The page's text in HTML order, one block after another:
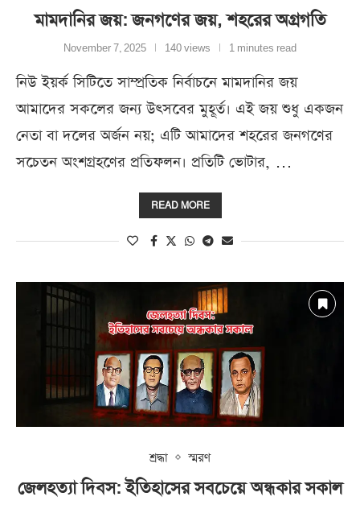
মামদানির জয়: জনগণের জয়, শহরের অগ্রগতি
November 7, 2025 140 views 1 minutes read
নিউ ইয়র্ক সিটিতে সাম্প্রতিক নির্বাচনে মামদানির জয়
আমাদের সকলের জন্য উৎসবের মুহূর্ত। এই জয় শুধু একজন
নেতা বা দলের অর্জন নয়; এটি আমাদের শহরের জনগণের
সচেতন অংশগ্রহণের প্রতিফলন। প্রতিটি ভোটার, …
READ MORE
শ্রদ্ধা স্মরণ
জেলহত্যা দিবস: ইতিহাসের সবচেয়ে অন্ধকার সকাল